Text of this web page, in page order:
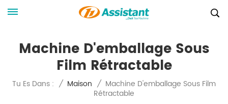
Machine D'emballage Sous
Film Rétractable
Tu Es Dans : / Maison / Machine D'emballage Sous Film
Rétractable